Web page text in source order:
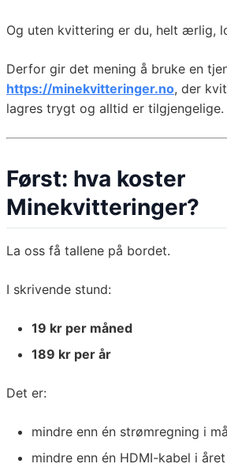
Og uten kvittering er du, helt ærlig,
Derfor gir det mening å bruke en
https://minekvitteringer.no, der
lagres trygt og alltid er tilgjengelige.
Først: hva koster
Minekvitteringer?
La oss få tallene på bordet.
I skrivende stund:
19 kr per måned
189 kr per år
Det er:
mindre enn én strømregning i
mindre enn én HDMI-kabel i året